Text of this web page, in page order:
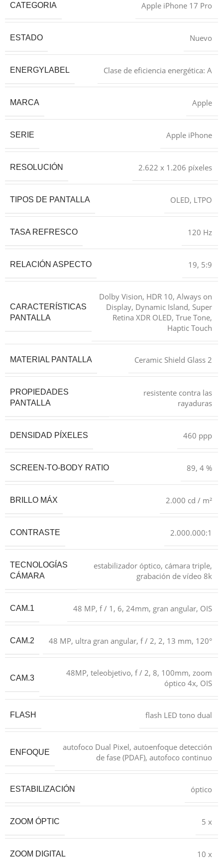
CATEGORIA Apple iPhone 17 Pro
ESTADO Nuevo
ENERGYLABEL Clase de eficiencia energética: A
MARCA Apple
SERIE Apple iPhone
RESOLUCIÓN 2.622 x 1.206 píxeles
TIPOS DE PANTALLA OLED, LTPO
TASA REFRESCO 120 Hz
RELACIÓN ASPECTO 19, 5:9
CARACTERÍSTICAS
PANTALLA
Dolby Vision, HDR 10, Always on
Display, Dynamic Island, Super
Retina XDR OLED, True Tone,
Haptic Touch
MATERIAL PANTALLA Ceramic Shield Glass 2
PROPIEDADES
PANTALLA
resistente contra las
rayaduras
DENSIDAD PÍXELES 460 ppp
SCREEN-TO-BODY RATIO 89, 4 %
BRILLO MÁX 2.000 cd / m²
CONTRASTE 2.000.000:1
TECNOLOGÍAS
CÁMARA
estabilizador óptico, cámara triple,
grabación de vídeo 8k
CAM.1 48 MP, f / 1, 6, 24mm, gran angular, OIS
CAM.2 48 MP, ultra gran angular, f / 2, 2, 13 mm, 120°
CAM.3
48MP, teleobjetivo, f / 2, 8, 100mm, zoom
óptico 4x, OIS
FLASH flash LED tono dual
ENFOQUE
autofoco Dual Pixel, autoenfoque detección
de fase (PDAF), autofoco continuo
ESTABILIZACIÓN óptico
ZOOM ÓPTIC 5 x
ZOOM DIGITAL 10 x